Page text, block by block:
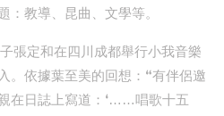
教導、昆曲、文學等。
張定和在四川成都舉行小我音樂
。依據葉至美的回想：“有伴侶邀
在日誌上寫道：‘……唱歌十五